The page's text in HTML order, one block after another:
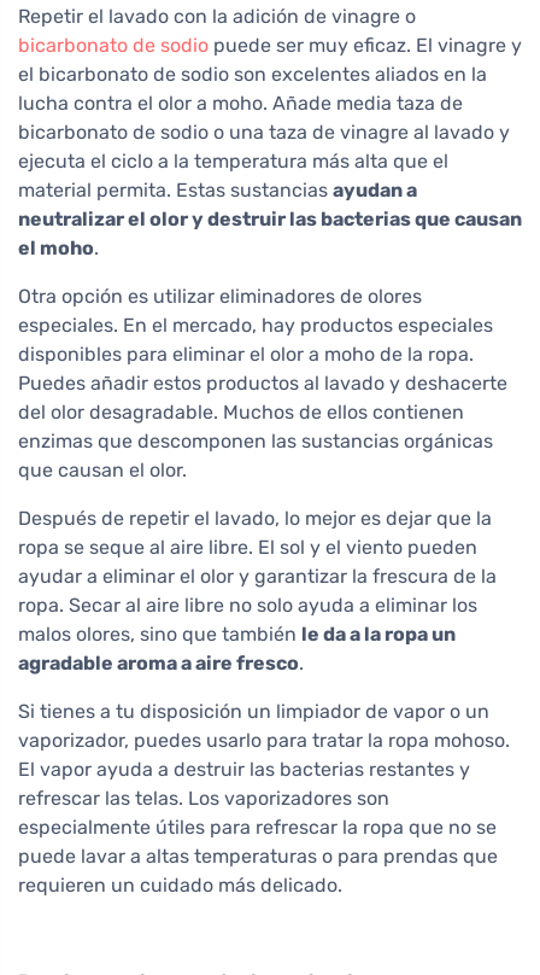
Repetir el lavado con la adición de vinagre o
bicarbonato de sodio puede ser muy eficaz. El vinagre y
el bicarbonato de sodio son excelentes aliados en la
lucha contra el olor a moho. Añade media taza de
bicarbonato de sodio o una taza de vinagre al lavado y
ejecuta el ciclo a la temperatura más alta que el
material permita. Estas sustancias ayudan a
neutralizar el olor y destruir las bacterias que causan
el moho.
Otra opción es utilizar eliminadores de olores
especiales. En el mercado, hay productos especiales
disponibles para eliminar el olor a moho de la ropa.
Puedes añadir estos productos al lavado y deshacerte
del olor desagradable. Muchos de ellos contienen
enzimas que descomponen las sustancias orgánicas
que causan el olor.
Después de repetir el lavado, lo mejor es dejar que la
ropa se seque al aire libre. El sol y el viento pueden
ayudar a eliminar el olor y garantizar la frescura de la
ropa. Secar al aire libre no solo ayuda a eliminar los
malos olores, sino que también le da a la ropa un
agradable aroma a aire fresco.
Si tienes a tu disposición un limpiador de vapor o un
vaporizador, puedes usarlo para tratar la ropa mohoso.
El vapor ayuda a destruir las bacterias restantes y
refrescar las telas. Los vaporizadores son
especialmente útiles para refrescar la ropa que no se
puede lavar a altas temperaturas o para prendas que
requieren un cuidado más delicado.